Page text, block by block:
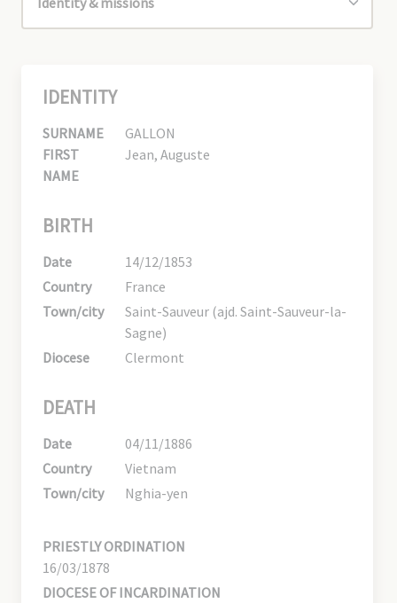
IDENTITY
SURNAME
GALLON
FIRST
NAME
Jean, Auguste
BIRTH
Date
14/12/1853
Country
France
Town/city
Saint-Sauveur (ajd. Saint-Sauveur-la-
Sagne)
Diocese
Clermont
DEATH
Date
04/11/1886
Country
Vietnam
Town/city
Nghia-yen
PRIESTLY ORDINATION
16/03/1878
DIOCESE OF INCARDINATION